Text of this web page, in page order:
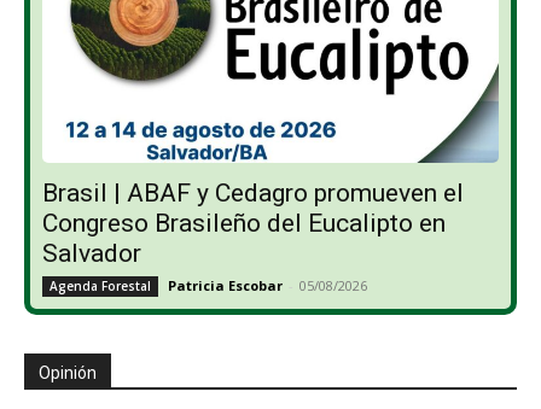
Brasil | ABAF y Cedagro promueven el
Congreso Brasileño del Eucalipto en
Salvador
Agenda Forestal Patricia Escobar - 05/08/2026
Opinión